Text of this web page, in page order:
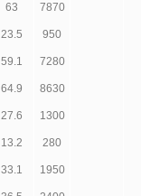
63 7870
23.5 950
59.1 7280
64.9 8630
27.6 1300
13.2 280
33.1 1950